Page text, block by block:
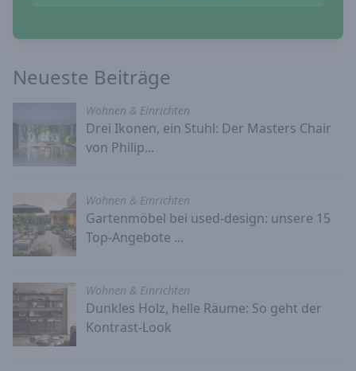
Neueste Beiträge
Wohnen & Einrichten
Drei Ikonen, ein Stuhl: Der Masters Chair
von Philip...
Wohnen & Einrichten
Gartenmöbel bei used-design: unsere 15
Top-Angebote ...
Wohnen & Einrichten
Dunkles Holz, helle Räume: So geht der
Kontrast-Look